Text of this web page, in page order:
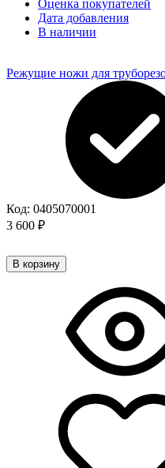
Оценка покупателей
Дата добавления
В наличии
Режущие ножи для
Код: 0405070001
3 600 ₽
В корзину